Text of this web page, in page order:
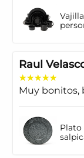
Raul
Muy bonitos,